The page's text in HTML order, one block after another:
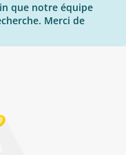
que notre équipe
Merci de